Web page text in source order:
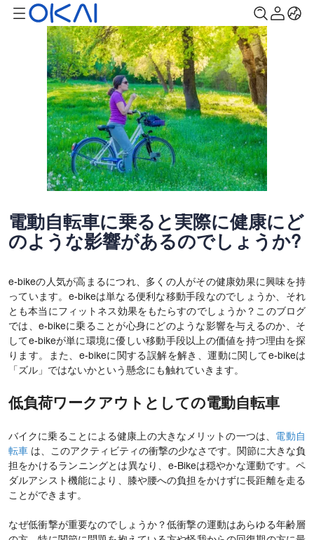
電動自転車に乗ると実際に健康にど
のような影響があるのでしょうか?
e-bikeの人気が高まるにつれ、多くの人がその健康効果に興味を持
っています。e-bikeは単なる便利な移動手段なのでしょうか、それ
とも本当にフィットネス効果をもたらすのでしょうか？このブログ
では、e-bikeに乗ることが心身にどのような影響を与えるのか、そ
してe-bikeが単に環境に優しい移動手段以上の価値を持つ理由を探
ります。また、e-bikeに関する誤解を解き、運動に関してe-bikeは
「ズル」ではないかという懸念にも触れていきます。
低負荷ワークアウトとしての電動自転車
バイクに乗ることによる健康上の大きなメリットの一つは、 電動自
転車 は、このアクティビティの衝撃の少なさです。関節に大きな負
担をかけるランニングとは異なり、e-Bikeは穏やかな運動です。ペ
ダルアシスト機能により、膝や腰への負担をかけずに長距離を走る
ことができます。
なぜ低衝撃が重要なのでしょうか？低衝撃の運動はあらゆる年齢層